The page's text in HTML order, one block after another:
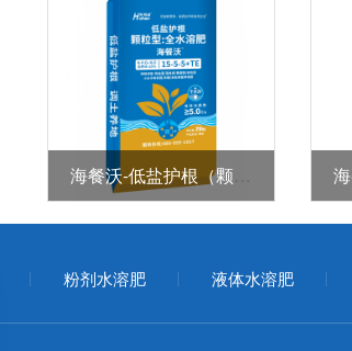
海餐沃-低盐护根（颗粒型全水溶肥）
粉剂水溶肥 液体水溶肥